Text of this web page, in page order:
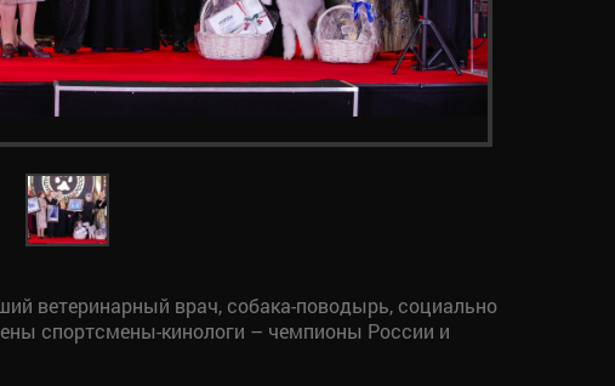
ветеринарный врач, собака-поводырь, социально
спортсмены-кинологи – чемпионы России и